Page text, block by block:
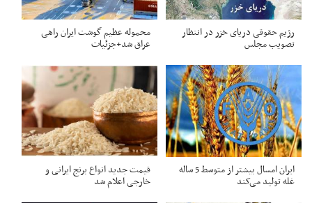
رژیم حقوقی دریای خزر در انتظار
تصویب مجلس
محموله عظیم گوشت ایران راهی
عراق شد+جزئیات
ایران امسال بیشتر از متوسط 5 ساله
غله تولید می‌کند
قیمت جدید انواع برنج ایرانی و
خارجی اعلام شد